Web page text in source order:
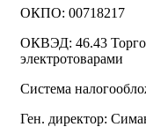
ОКПО: 00718217
ОКВЭД: 46.43
электротоварами
Система
Ген. директор: